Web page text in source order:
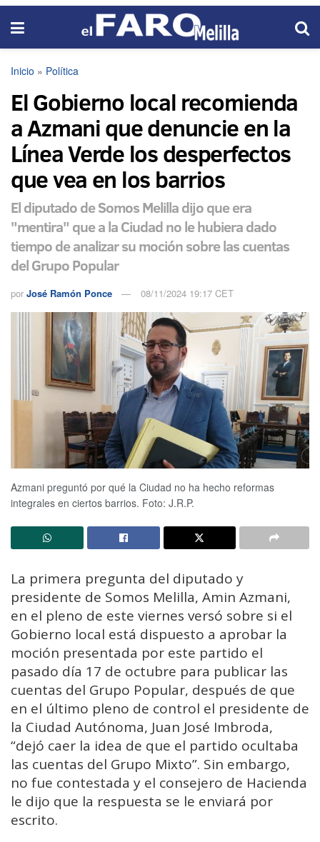
Inicio » Política
El Gobierno local recomienda
a Azmani que denuncie en la
Línea Verde los desperfectos
que vea en los barrios
El diputado de Somos Melilla dijo que era
"mentira" que a la Ciudad no le hubiera dado
tiempo de analizar su moción sobre las cuentas
del Grupo Popular
por José Ramón Ponce 08/11/2024 19:17 CET
Azmani preguntó por qué la Ciudad no ha hecho reformas
integrales en ciertos barrios. Foto: J.R.P.
La primera pregunta del diputado y
presidente de Somos Melilla, Amin Azmani,
en el pleno de este viernes versó sobre si el
Gobierno local está dispuesto a aprobar la
moción presentada por este partido el
pasado día 17 de octubre para publicar las
cuentas del Grupo Popular, después de que
en el último pleno de control el presidente de
la Ciudad Autónoma, Juan José Imbroda,
“dejó caer la idea de que el partido ocultaba
las cuentas del Grupo Mixto”. Sin embargo,
no fue contestada y el consejero de Hacienda
le dijo que la respuesta se le enviará por
escrito.